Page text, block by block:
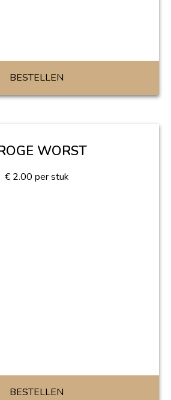
BESTELLEN
WORST
€ 2.00 per stuk
BESTELLEN